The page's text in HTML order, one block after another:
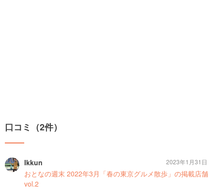
口コミ（2件）
Ikkun
おとなの週末 2022年3月「春の東京グルメ散歩」の掲載店舗
vol.2
2023年1月31日